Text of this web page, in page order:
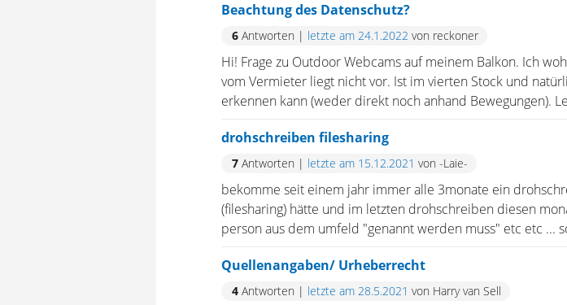
Beachtung des Datenschutz?
6 Antworten | letzte am 24.1.2022 von reckoner
Hi! Frage zu Outdoor Webcams auf meinem Balkon. Ich
vom Vermieter liegt nicht vor. Ist im vierten Stock und
erkennen kann (weder direkt noch anhand Bewegungen).
drohschreiben filesharing
7 Antworten | letzte am 15.12.2021 von -Laie-
bekomme seit einem jahr immer alle 3monate ein
(filesharing) hätte und im letzten drohschreiben diesen
person aus dem umfeld "genannt werden muss" etc etc ...
Quellenangaben/ Urheberrecht
4 Antworten | letzte am 28.5.2021 von Harry van Sell